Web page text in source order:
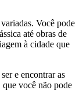
Você pode
até obras de
à cidade que
e encontrar as
que você não pode